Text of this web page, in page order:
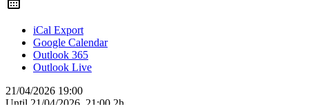
iCal Export
Google Calendar
Outlook 365
Outlook Live
21/04/2026 19:00
Until 21/04/2026, 21:00 2h